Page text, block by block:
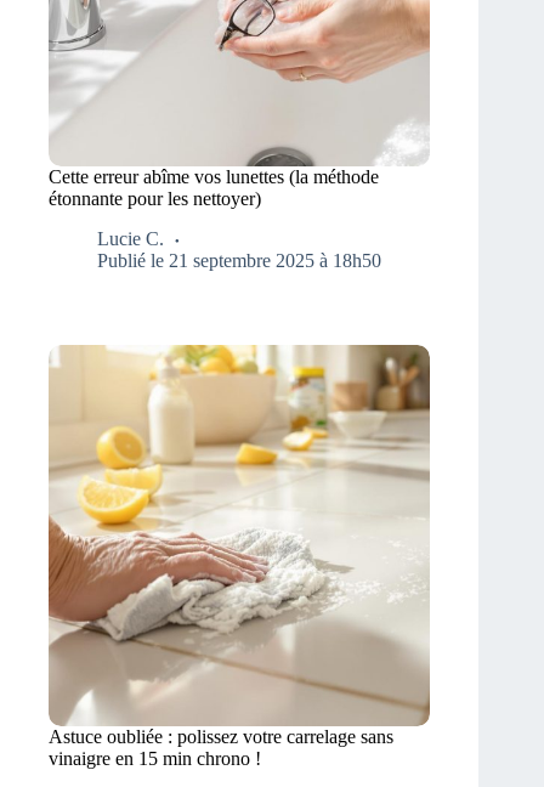
Cette erreur abîme vos lunettes (la méthode
étonnante pour les nettoyer)
Lucie C.
Publié le 21 septembre 2025 à 18h50
Astuce oubliée : polissez votre carrelage sans
vinaigre en 15 min chrono !